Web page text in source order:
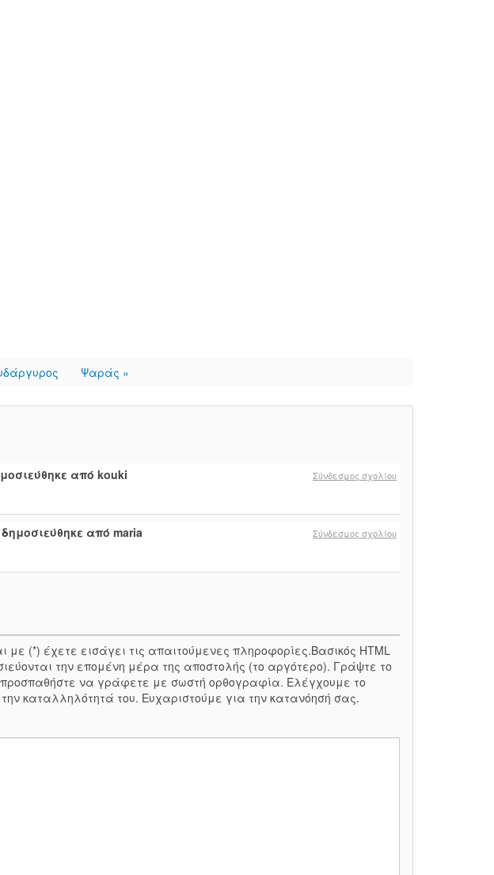
Ψαράς »
Σύνδεσμος σχολίου
από kouki
Σύνδεσμος σχολίου
δημοσιεύθηκε από maria
με (*) έχετε εισάγει τις απαιτούμενες πληροφορίες.Βασικός HTML
την επομένη μέρα της αποστολής (το αργότερο). Γράψτε το
να γράφετε με σωστή ορθογραφία. Ελέγχουμε το
καταλληλότητά του. Ευχαριστούμε για την κατανόησή σας.